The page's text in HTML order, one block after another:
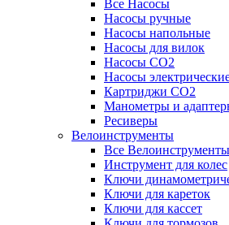
Все Насосы
Насосы ручные
Насосы напольные
Насосы для вилок
Насосы CO2
Насосы
Картриджи CO2
Манометры и
Ресиверы
Велоинструменты
Все Велоинструменты
Инструмент для колес
Ключи
Ключи для кареток
Ключи для кассет